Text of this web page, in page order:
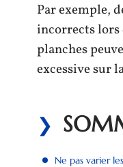
Par exemple,
incorrects lors
planches
excessive sur
Ne pas varier